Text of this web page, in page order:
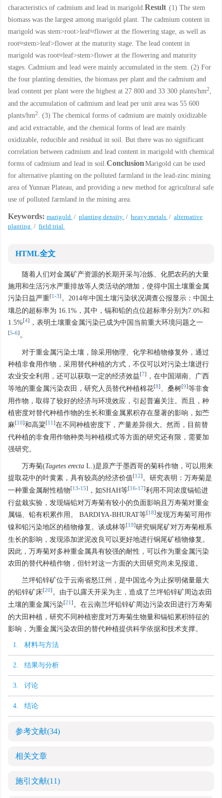
characteristics of cadmium and lead in marigold.Result (1) The stem
biomass was the largest among marigold plant. The cadmium content in
marigold was stem>root>leaf≈flower at the flowering stage, as well as
root≈stem>leaf>flower at the maturity stage. The lead content in
marigold was root≈leaf>stem>flower at the flowering and maturity
stages. Cadmium and lead were mainly accumulated in the stem. (2) For
the four planting densities, the biomass per plant and the cadmium and
lead content per plant were the highest at 27 800 and 33 300 plants/hm2,
and the accumulation of cadmium and lead per unit area was 55 600
plants/hm2. (3) The chemical forms of cadmium are mainly oxidizable
and acid extractable, and the chemical forms of lead are mainly
oxidizable, reducible and residual in soil. But there was no significant
correlation between cadmium and lead content in marigold with chemical
forms of cadmium and lead in soil.ConclusionMarigold can be used
for alternative planting on the polluted farmland in the lead-zinc mining
area of Yunnan Plateau, and providing a new method for agricultural safe
use of polluted farmland in the mining area.
Keywords: marigold / planting density / heavy metals / alternative
planting / field trial
HTML全文
随着人们对金属矿产资源的长期开采与冶炼、化肥农药的大量
施用和生活污水严重排放等人类活动的增加，使得中国土壤重金属
污染日益严重[1-3] 。2014年中国土壤污染状况调查公报显示：中国土
壤总的超标率为 16.1%，其中，镉和铅的点位超标率分别为7.0%和
1.5%[4] ，表明土壤重金属污染已成为中国当前重大环境问题之一
[5-6] 。
对于重金属污染土壤，除采用物理、化学和植物修复外，通过
种植非食用作物，采用替代种植的方式，不仅可以对污染土壤进行
农业安全利用，还可以获取一定的经济效益[7]
，在中国湖南、广西
等地的重金属污染农田，研究人员替代种植棉花[8] 、桑树[9]等非食
用作物，取得了较好的经济与环境效应，引起普遍关注。而且，种
植密度对替代种植作物的生长和重金属累积存在显著的影响，如苎
麻[10]和高粱[11]在不同种植密度下，产量差异很大。然而，目前替
代种植的非食用作物种类与种植模式等方面的研究还有限，需要加
强研究。
万寿菊(Tagetes erecta L.)是原产于墨西哥的菊科作物，可以用来
提取花中的叶黄素，具有较高的经济价值[12] 。研究表明：万寿菊是
一种重金属耐性植物[13-15] ，如SHAH等[16-17]利用不同浓度镉铅进
行盆栽实验，发现镉铅对万寿菊有较小的负面影响且万寿菊对重金
属镉、铅有积累作用。 BARDIYA-BHURAT等[18]发现万寿菊可用作
镍和铅污染地区的植物修复。谈成林等[19]研究铜尾矿对万寿菊根系
生长的影响，发现添加淤泥改良可以更好地进行铜尾矿植物修复。
因此，万寿菊对多种重金属具有较强的耐性，可以作为重金属污染
农田的替代种植作物，但针对这一方面的大田研究尚未见报道。
兰坪铅锌矿位于云南省怒江州，是中国迄今为止探明储量最大
的铅锌矿床[20] 。由于以露天开采为主，造成了兰坪铅锌矿周边农田
土壤的重金属污染[21] 。在云南兰坪铅锌矿周边污染农田进行万寿菊
的大田种植，研究不同种植密度对万寿菊生物量和镉铅累积特征的
影响，为重金属污染农田的替代种植提供科学依据和技术支撑。
1. 材料与方法
2. 结果与分析
3. 讨论
4. 结论
参考文献(34)
相关文章
施引文献(11)